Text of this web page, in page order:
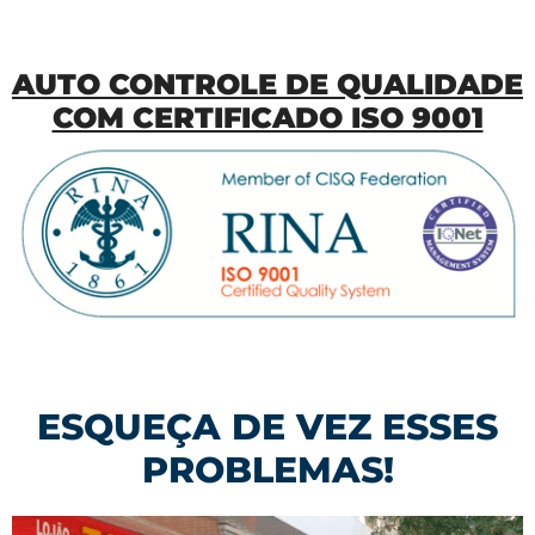
AUTO CONTROLE DE QUALIDADE
COM CERTIFICADO ISO 9001
ESQUEÇA DE VEZ ESSES
PROBLEMAS!